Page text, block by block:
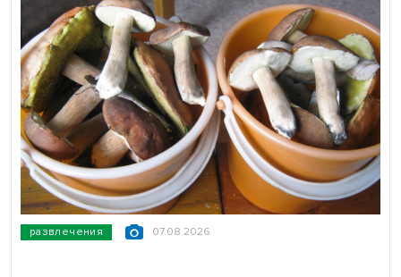
развлечения 07.08.2026